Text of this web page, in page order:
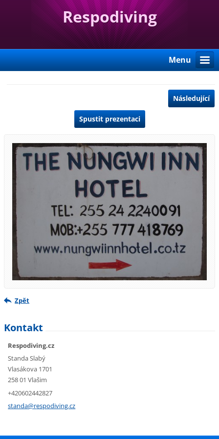
Respodiving
Menu
Následující
Spustit prezentaci
Zpět
Kontakt
Respodiving.cz
Standa Slabý
Vlasákova 1701
258 01 Vlašim
+420602442827
standa@respodiving.cz